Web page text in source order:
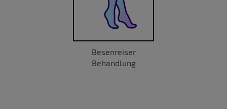
Besenreiser
Behandlung